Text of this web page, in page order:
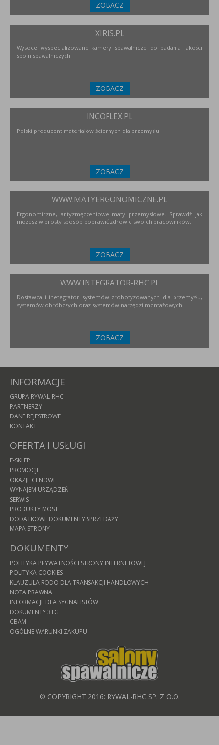
ZOBACZ
XIRIS.PL
Wysoce wyspecjalizowane kamery spawalnicze do badania jakości
spoin spawalniczych
ZOBACZ
INCOFLEX.PL
Polski producent materiałów ściernych dla przemysłu
ZOBACZ
WWW.MATYERGONOMICZNE.PL
Ergonomiczne, antyzmęczeniowe maty przemysłowe. Sprawdź jak
możesz w prosty sposób poprawić zdrowie swoich pracowników.
ZOBACZ
WWW.INTEGRATOR-RHC.PL
Dostawca i inetegrator systemów zrobotyzowanych dla przemysłu,
systemów obróbczych oraz systemów narzędzi montażowych.
ZOBACZ
INFORMACJE
GRUPA RYWAL-RHC
PARTNERZY
DANE REJESTROWE
KONTAKT
OFERTA I USŁUGI
E-SKLEP
PROMOCJE
OKAZJE CENOWE
WYNAJEM URZĄDZEŃ
SERWIS
PRODUKTY MOST
DODATKOWE DOKUMENTY SPRZEDAŻY
MAPA STRONY
DOKUMENTY
POLITYKA PRYWATNOŚCI STRONY INTERNETOWEJ
POLITYKA COOKIES
KLAUZULA RODO DLA TRANSAKCJI HANDLOWYCH
NOTA PRAWNA
INFORMACJE DLA SYGNALISTÓW
DOKUMENTY 3TG
CBAM
OGÓLNE WARUNKI ZAKUPU
© COPYRIGHT 2016: RYWAL-RHC SP. Z O.O.